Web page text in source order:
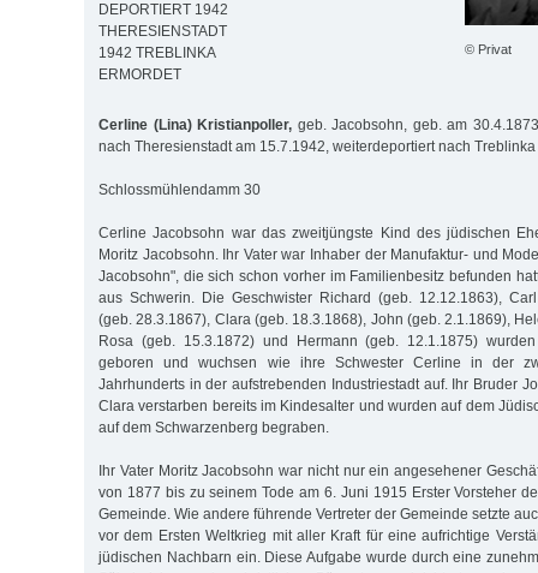
© Privat
DEPORTIERT 1942
THERESIENSTADT
1942 TREBLINKA
ERMORDET
Cerline (Lina) Kristianpoller, geb. Jacobsohn, geb. am
nach Theresienstadt am 15.7.1942, weiterdeportiert nach
Schlossmühlendamm 30
Cerline Jacobsohn war das zweitjüngste Kind des jüdischen
Moritz Jacobsohn. Ihr Vater war Inhaber der Manufaktur- und
Jacobsohn", die sich schon vorher im Familienbesitz befunden
aus Schwerin. Die Geschwister Richard (geb. 12.12.1863),
(geb. 28.3.1867), Clara (geb. 18.3.1868), John (geb. 2.1.1869),
Rosa (geb. 15.3.1872) und Hermann (geb. 12.1.1875)
geboren und wuchsen wie ihre Schwester Cerline in der
Jahrhunderts in der aufstrebenden Industriestadt auf. Ihr Bruder
Clara verstarben bereits im Kindesalter und wurden auf dem
auf dem Schwarzenberg begraben.
Ihr Vater Moritz Jacobsohn war nicht nur ein angesehener
von 1877 bis zu seinem Tode am 6. Juni 1915 Erster Vorsteher
Gemeinde. Wie andere führende Vertreter der Gemeinde setzte
vor dem Ersten Weltkrieg mit aller Kraft für eine aufrichtige
jüdischen Nachbarn ein. Diese Aufgabe wurde durch eine